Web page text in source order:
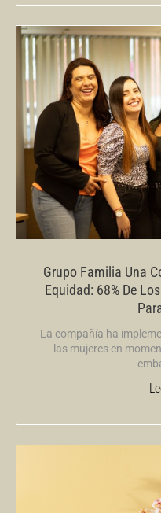
Grupo Familia Una
Equidad: 68% De
La compañía ha
las mujeres en